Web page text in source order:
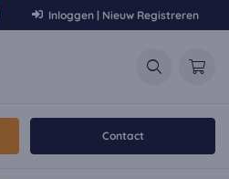
Inloggen | Nieuw Registreren
Contact